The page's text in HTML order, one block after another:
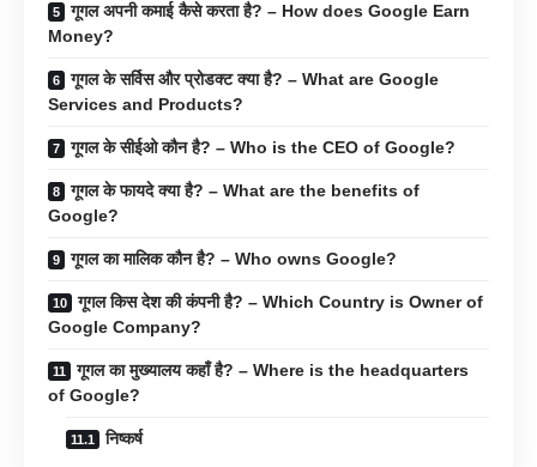
गूगल अपनी कमाई कैसे करता है? – How does Google Earn
Money?
गूगल के सर्विस और प्रोडक्ट क्या है? – What are Google
Services and Products?
गूगल के सीईओ कौन है? – Who is the CEO of Google?
गूगल के फायदे क्या है? – What are the benefits of
Google?
गूगल का मालिक कौन है? – Who owns Google?
गूगल किस देश की कंपनी है? – Which Country is Owner of
Google Company?
गूगल का मुख्यालय कहाँ है? – Where is the headquarters
of Google?
निष्कर्ष